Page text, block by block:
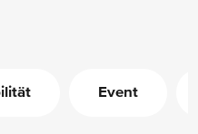
Event